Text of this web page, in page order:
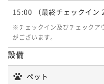
15:00 （最終チェックイン
※チェックイン及びチェックア
がございます。
設備
ペット